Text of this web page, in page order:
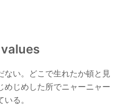
ない。どこで生れたか頓と見
めじめした所でニャーニャー
る。